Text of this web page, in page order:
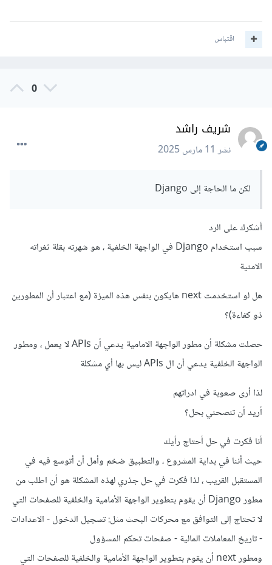
اقتباس
0
شريف راشد
نشر11 مارس 2025
لكن ما الحاجة إلى Django
أشكرك على الرد
سبب استخدام Django في الواجهة الخلفية ، هو شهرته بقلة ثغراته
الامنية
هل لو استخدمت next هايكون بنفس هذه الميزة (مع اعتبار أن المطورين
ذو كفاءة)؟
حصلت مشكلة أن مطور الواجهة الامامية يدعي أن APIs لا يعمل ، ومطور
الواجهة الخلفية يدعي أن ال APIs ليس بها أي مشكلة
لذا أرى صعوبة في ادراتهم
أريد أن تنصحني بحل؟
أنا فكرت في حل أحتاج رأيك
حيث أننا في بداية المشروع ، والتطبيق ضخم وأمل أن أتوسع فيه في
المستقبل القريب ، لذا فكرت في حل جذري لهذه المشكلة هو أن اطلب من
مطور Django أن يقوم بتطوير الواجهة الأمامية والخلفية للصفحات التي
لا تحتاج إلى التوافق مع محركات البحث مثل: تسجيل الدخول - الاعدادات
- تاريخ المعاملات المالية - صفحات تحكم المسؤول
ومطور next أن يقوم بتطوير الواجهة الأمامية والخلفية للصفحات التي